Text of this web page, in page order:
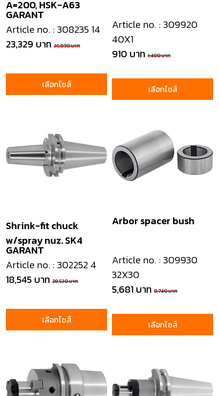
GARANT
A=200, HSK-A63
Article no. : 308235 14
23,329 บาท 35,890 บาท
เลือกไซส์
Article no. : 309920
40X1
910 บาท 1,400 บาท
เลือกไซส์
GARANT
Shrink-fit chuck
w/spray nuz. SK4
Article no. : 302252 4
18,545 บาท 28,530 บาท
เลือกไซส์
Arbor spacer bush
Article no. : 309930
32X30
5,681 บาท 8,740 บาท
เลือกไซส์